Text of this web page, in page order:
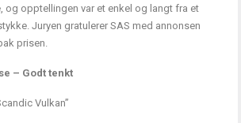
og opptellingen var et enkel og langt fra et
Juryen gratulerer SAS med annonsen
prisen.
– Godt tenkt
Vulkan”